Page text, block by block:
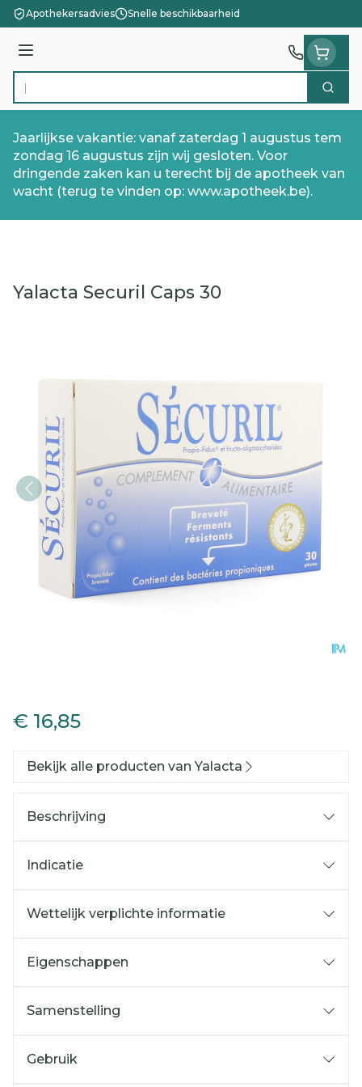
Ga naar de inhoud
Apothekersadvies Snelle beschikbaarheid
Menu
Product, merk, categorie... Zoek
Jaarlijkse vakantie: vanaf zaterdag 1 augustus tem
zondag 16 augustus zijn wij gesloten. Voor
dringende zaken kan u terecht bij de apotheek van
wacht (terug te vinden op: www.apotheek.be).
Yalacta Securil Caps 30
€ 16,85
Bekijk alle producten van Yalacta
Beschrijving
Indicatie
Wettelijk verplichte informatie
Eigenschappen
Samenstelling
Gebruik